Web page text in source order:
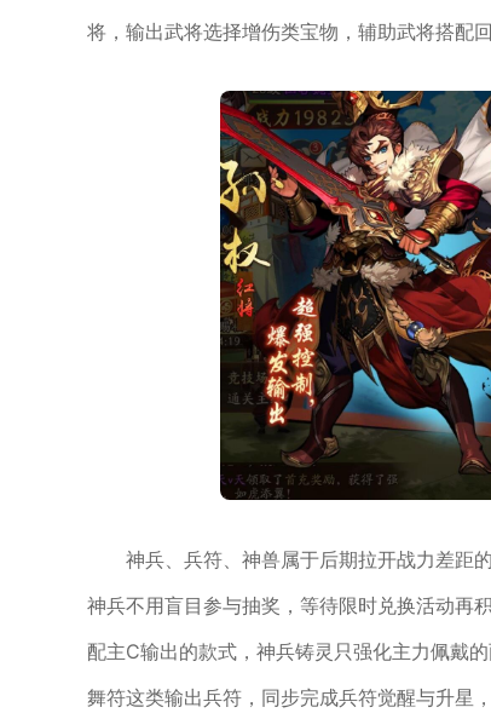
将，输出武将选择增伤类宝物，辅助武将搭配
神兵、兵符、神兽属于后期拉开战力差距
神兵不用盲目参与抽奖，等待限时兑换活动再
配主C输出的款式，神兵铸灵只强化主力佩戴
舞符这类输出兵符，同步完成兵符觉醒与升星